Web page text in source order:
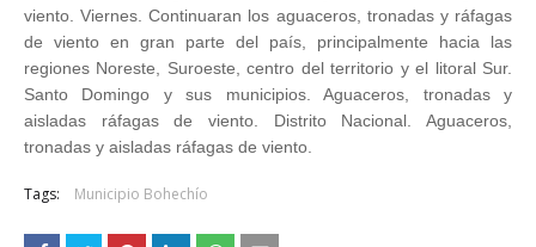
viento. Viernes. Continuaran los aguaceros, tronadas y ráfagas
de viento en gran parte del país, principalmente hacia las
regiones Noreste, Suroeste, centro del territorio y el litoral Sur.
Santo Domingo y sus municipios. Aguaceros, tronadas y
aisladas ráfagas de viento. Distrito Nacional. Aguaceros,
tronadas y aisladas ráfagas de viento.
Tags: Municipio Bohechío